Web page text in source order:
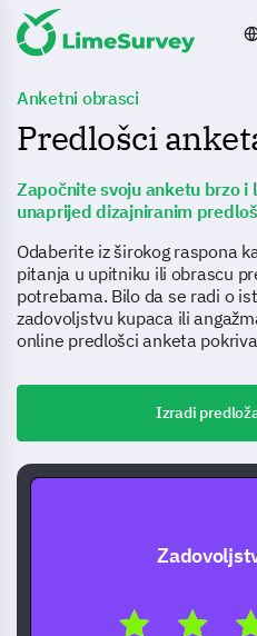
Anketni obrasci
Predlošci
Započnite svoju anketu brzo
unaprijed dizajniranim
Odaberite iz širokog raspona
pitanja u upitniku ili obrascu
potrebama. Bilo da se radi o
zadovoljstvu kupaca ili
online predlošci anketa
Izradi